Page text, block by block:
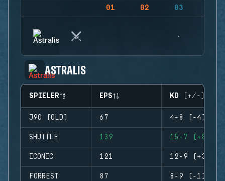
01 02 03
ASTRALIS
SPIELER EPS KD (+/-)
J9O (OLD) 67 4-8 (-4)
SHUTTLE 139 15-7 (+8)
ICONIC 121 12-9 (+3)
FORREST 87 8-9 (-1)